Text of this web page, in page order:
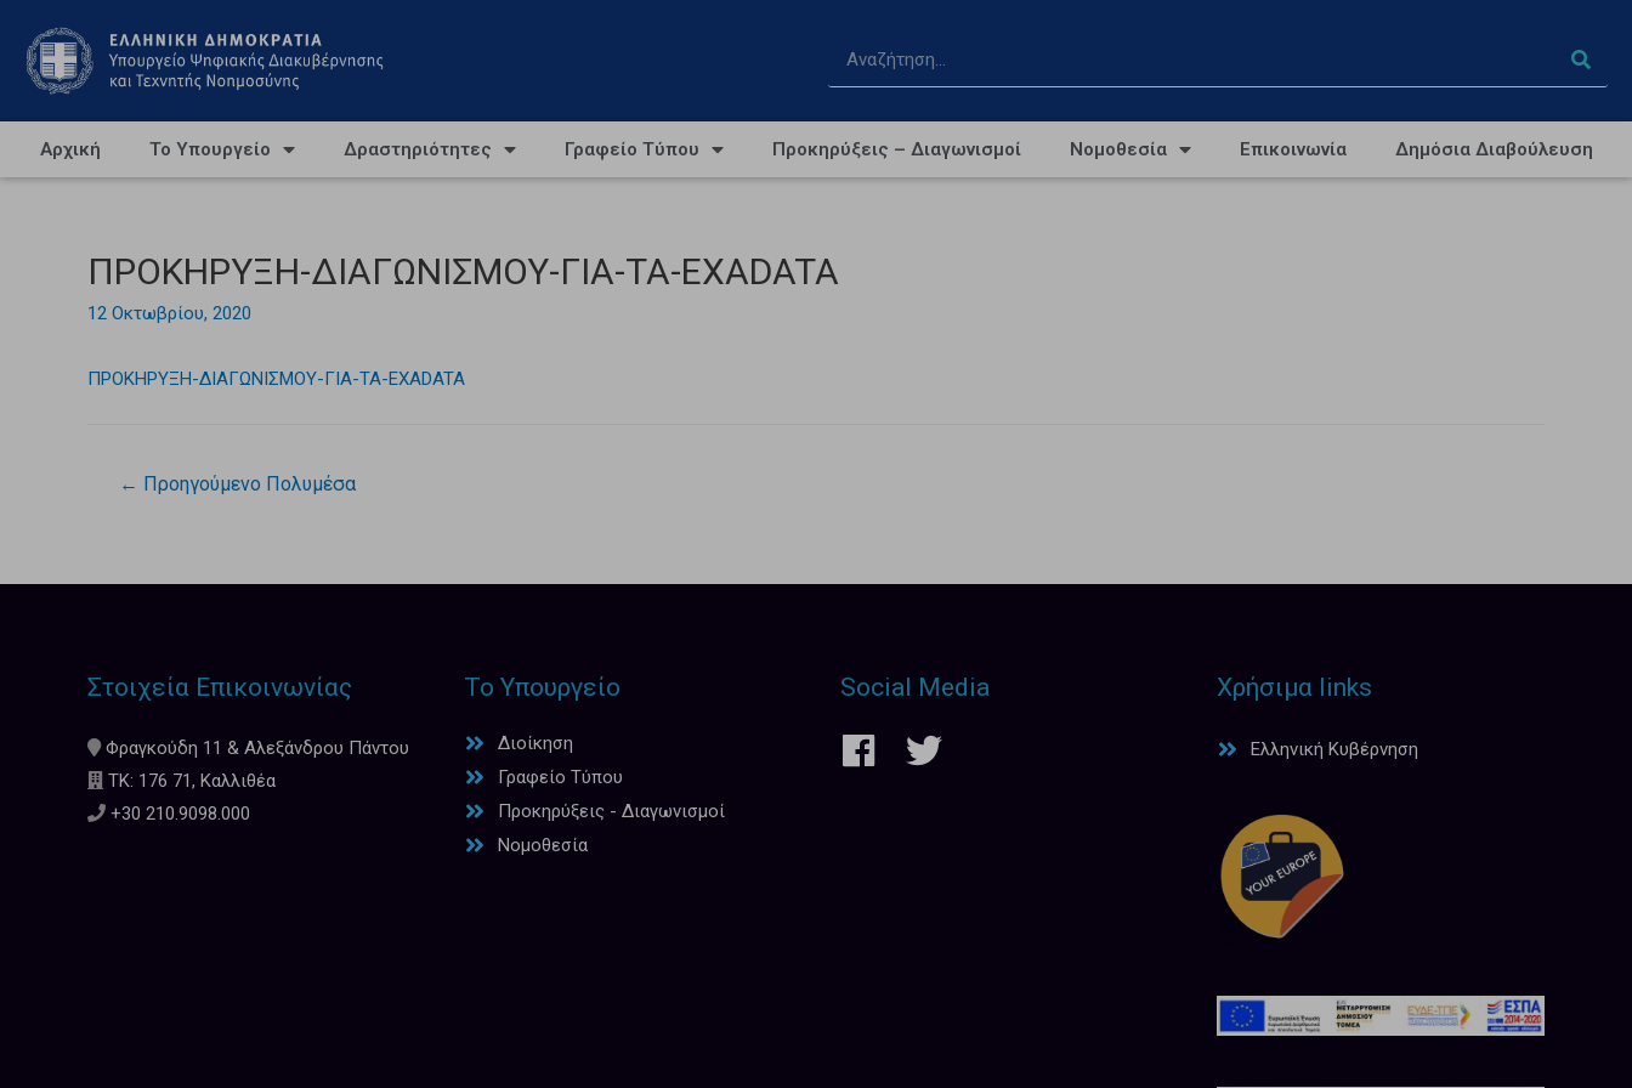
Αρχική Το Υπουργείο Δραστηριότητες Γραφείο Τύπου Προκηρύξεις – Διαγωνισμοί Νομοθεσία Επικοινωνία Δημόσια Διαβούλευση
ΠΡΟΚΗΡΥΞΗ-ΔΙΑΓΩΝΙΣΜΟΥ-ΓΙΑ-ΤΑ-EXADATA
12 Οκτωβρίου, 2020
ΠΡΟΚΗΡΥΞΗ-ΔΙΑΓΩΝΙΣΜΟΥ-ΓΙΑ-ΤΑ-EXADATA
← Προηγούμενο Πολυμέσα
Στοιχεία Επικοινωνίας
Φραγκούδη 11 & Αλεξάνδρου Πάντου
ΤΚ: 176 71, Καλλιθέα
+30 210.9098.000
Το Υπουργείο
Διοίκηση
Γραφείο Τύπου
Προκηρύξεις - Διαγωνισμοί
Νομοθεσία
Social Media Χρήσιμα links
Ελληνική Κυβέρνηση